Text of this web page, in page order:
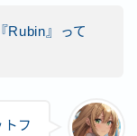
Rubin』って
フ